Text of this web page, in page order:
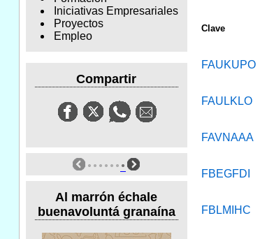
Iniciativas Empresariales
Proyectos
Empleo
Compartir
Al marrón échale
buenavoluntá granaína
Clave
FAUKUPO
FAULKLO
FAVNAAA
FBEGFDI
FBLMIHC